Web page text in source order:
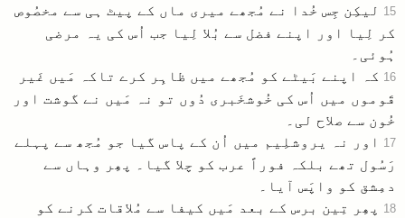
15 لیکِن جِس خُدا نے مُجھے میری ماں کے پیٹ ہی سے مخصُوص
کر لِیا اور اپنے فضل سے بُلا لِیا جب اُس کی یہ مرضی
ہُوئی۔
16 کہ اپنے بَیٹے کو مُجھے میں ظاہِر کرے تاکہ مَیں غَیر
قَوموں میں اُس کی خُوشخَبری دُوں تو نہ مَیں نے گوشت اور
خُون سے صلاح لی۔
17 اور نہ یروشلِیم میں اُن کے پاس گیا جو مُجھ سے پہلے
رَسُول تھے بلکہ فوراً عرب کو چلا گیا۔ پھِر وہاں سے
دمِشق کو واپَس آیا۔
18 پھِر تِین برس کے بعد مَیں کیفا سے مُلاقات کرنے کو